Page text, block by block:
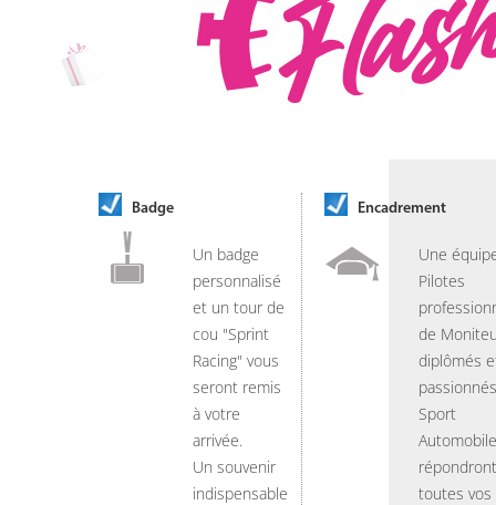
Badge
Un badge
personnalisé
et un tour de
cou "Sprint
Racing" vous
seront remis
à votre
arrivée.
Un souvenir
indispensable
Encadrement
Une
Pilotes
de
diplômés
Sport
Automobile
toutes vos